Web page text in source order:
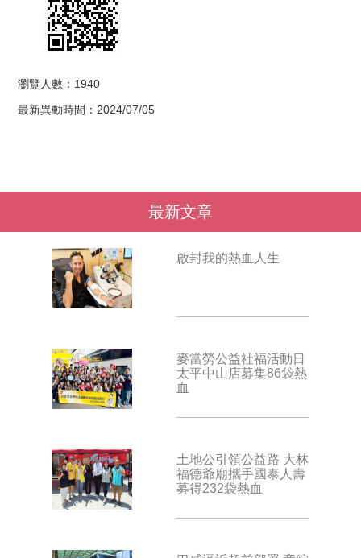
瀏覽人數：1940
最新異動時間：2024/07/05
最新文章
啟封我的熱血人生
麥當勞公益社福活動日
太平中山店募集86袋熱
血
土地公引領公益路 大林
福德爺廟攜手國泰人壽
募得232袋熱血